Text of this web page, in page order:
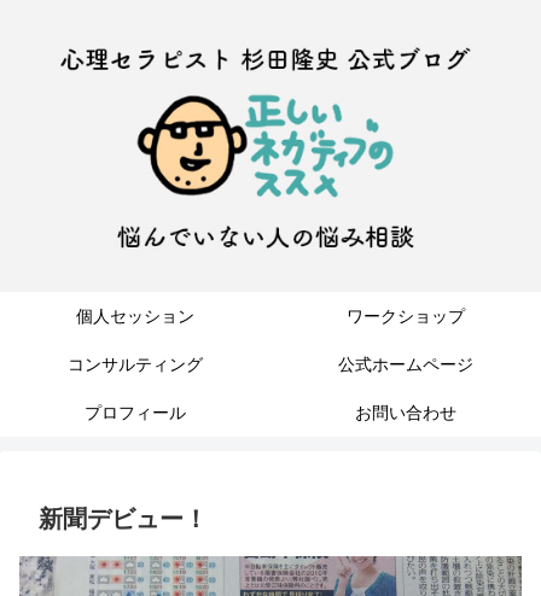
個人セッション ワークショップ
コンサルティング 公式ホームページ
プロフィール お問い合わせ
新聞デビュー！